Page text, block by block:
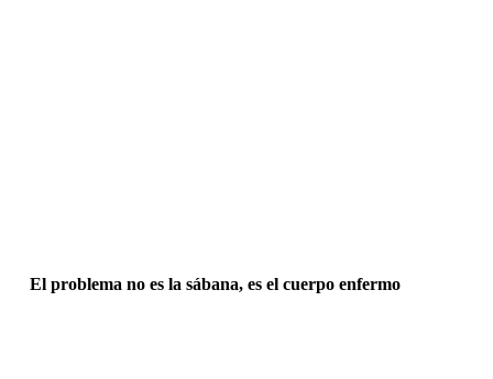
El problema no es la sábana, es el cuerpo enfermo